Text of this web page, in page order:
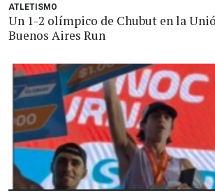
ATLETISMO
Un 1-2 olímpico de Chubut en la
Buenos Aires Run